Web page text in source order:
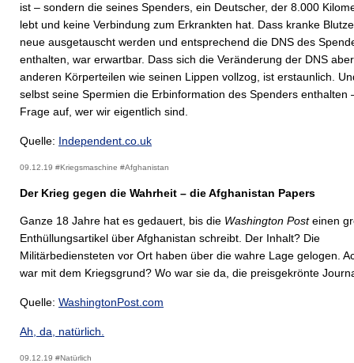
ist – sondern die seines Spenders, ein Deutscher, der 8.000
lebt und keine Verbindung zum Erkrankten hat. Dass kranke
neue ausgetauscht werden und entsprechend die DNS des
enthalten, war erwartbar. Dass sich die Veränderung der DNS
anderen Körperteilen wie seinen Lippen vollzog, ist erstaunlich.
selbst seine Spermien die Erbinformation des Spenders enthalten
Frage auf, wer wir eigentlich sind.
Quelle: Independent.co.uk
09.12.19 #Kriegsmaschine #Afghanistan
Der Krieg gegen die Wahrheit – die Afghanistan Papers
Ganze 18 Jahre hat es gedauert, bis die Washington Posteinen
Enthüllungsartikel über Afghanistan schreibt. Der Inhalt? Die
Militärbediensteten vor Ort haben über die wahre Lage gelogen.
war mit dem Kriegsgrund? Wo war sie da, die preisgekrönte
Quelle: WashingtonPost.com
Ah, da, natürlich.
09.12.19 #Natürlich